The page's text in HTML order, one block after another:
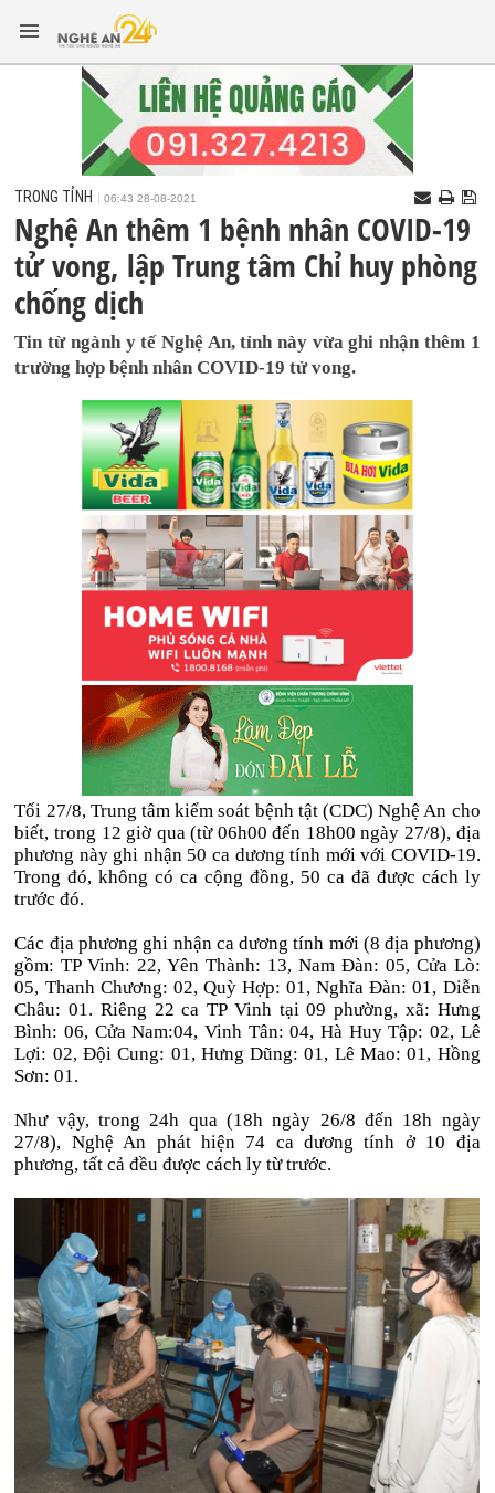
TRONG TỈNH 06:43 28-08-2021
Nghệ An thêm 1 bệnh nhân COVID-19
tử vong, lập Trung tâm Chỉ huy phòng
chống dịch
Tin từ ngành y tế Nghệ An, tỉnh này vừa ghi nhận thêm 1
trường hợp bệnh nhân COVID-19 tử vong.
Tối 27/8, Trung tâm kiểm soát bệnh tật (CDC) Nghệ An cho
biết, trong 12 giờ qua (từ 06h00 đến 18h00 ngày 27/8), địa
phương này ghi nhận 50 ca dương tính mới với COVID-19.
Trong đó, không có ca cộng đồng, 50 ca đã được cách ly
trước đó.
Các địa phương ghi nhận ca dương tính mới (8 địa phương)
gồm: TP Vinh: 22, Yên Thành: 13, Nam Đàn: 05, Cửa Lò:
05, Thanh Chương: 02, Quỳ Hợp: 01, Nghĩa Đàn: 01, Diễn
Châu: 01. Riêng 22 ca TP Vinh tại 09 phường, xã: Hưng
Bình: 06, Cửa Nam:04, Vinh Tân: 04, Hà Huy Tập: 02, Lê
Lợi: 02, Đội Cung: 01, Hưng Dũng: 01, Lê Mao: 01, Hồng
Sơn: 01.
Như vậy, trong 24h qua (18h ngày 26/8 đến 18h ngày
27/8), Nghệ An phát hiện 74 ca dương tính ở 10 địa
phương, tất cả đều được cách ly từ trước.